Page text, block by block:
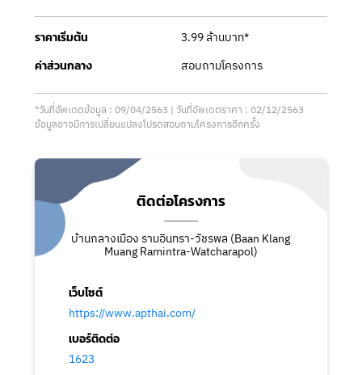
ราคาเริ่มต้น 3.99 ล้านบาท*
ค่าส่วนกลาง สอบถามโครงการ
*วันที่อัพเดตข้อมูล : 09/04/2563 | วันที่อัพเดตราคา : 02/12/2563
ข้อมูลอาจมีการเปลี่ยนแปลงโปรดสอบถามโครงการอีกครั้ง
ติดต่อโครงการ
บ้านกลางเมือง รามอินทรา-วัชรพล (Baan Klang
Muang Ramintra-Watcharapol)
เว็บไซต์
https://www.apthai.com/
เบอร์ติดต่อ
1623